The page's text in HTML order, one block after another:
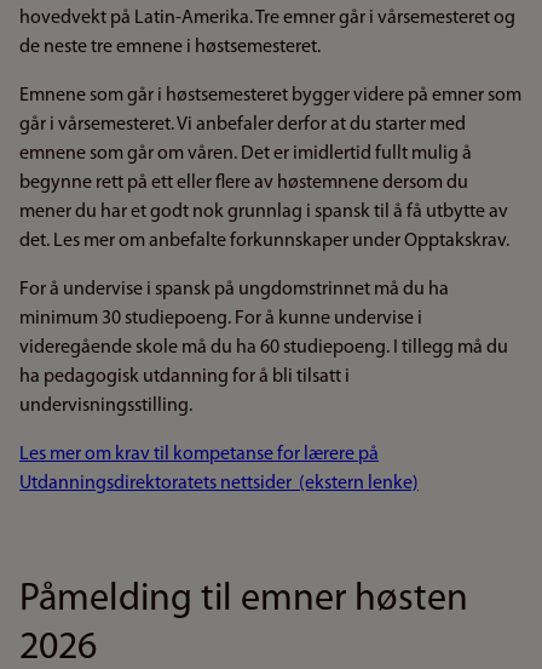
hovedvekt på Latin-Amerika. Tre emner går i vårsemesteret og
de neste tre emnene i høstsemesteret.
Emnene som går i høstsemesteret bygger videre på emner som
går i vårsemesteret. Vi anbefaler derfor at du starter med
emnene som går om våren. Det er imidlertid fullt mulig å
begynne rett på ett eller flere av høstemnene dersom du
mener du har et godt nok grunnlag i spansk til å få utbytte av
det. Les mer om anbefalte forkunnskaper under Opptakskrav.
For å undervise i spansk på ungdomstrinnet må du ha
minimum 30 studiepoeng. For å kunne undervise i
videregående skole må du ha 60 studiepoeng. I tillegg må du
ha pedagogisk utdanning for å bli tilsatt i
undervisningsstilling.
Les mer om krav til kompetanse for lærere på
Utdanningsdirektoratets nettsider (ekstern lenke)
Påmelding til emner høsten
2026